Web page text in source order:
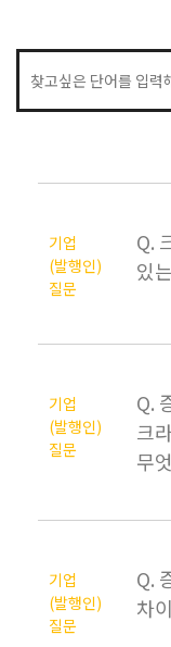
기업
(발행인)
질문
Q.
있
기업
(발행인)
질문
Q.
크
무
기업
(발행인)
질문
Q.
차